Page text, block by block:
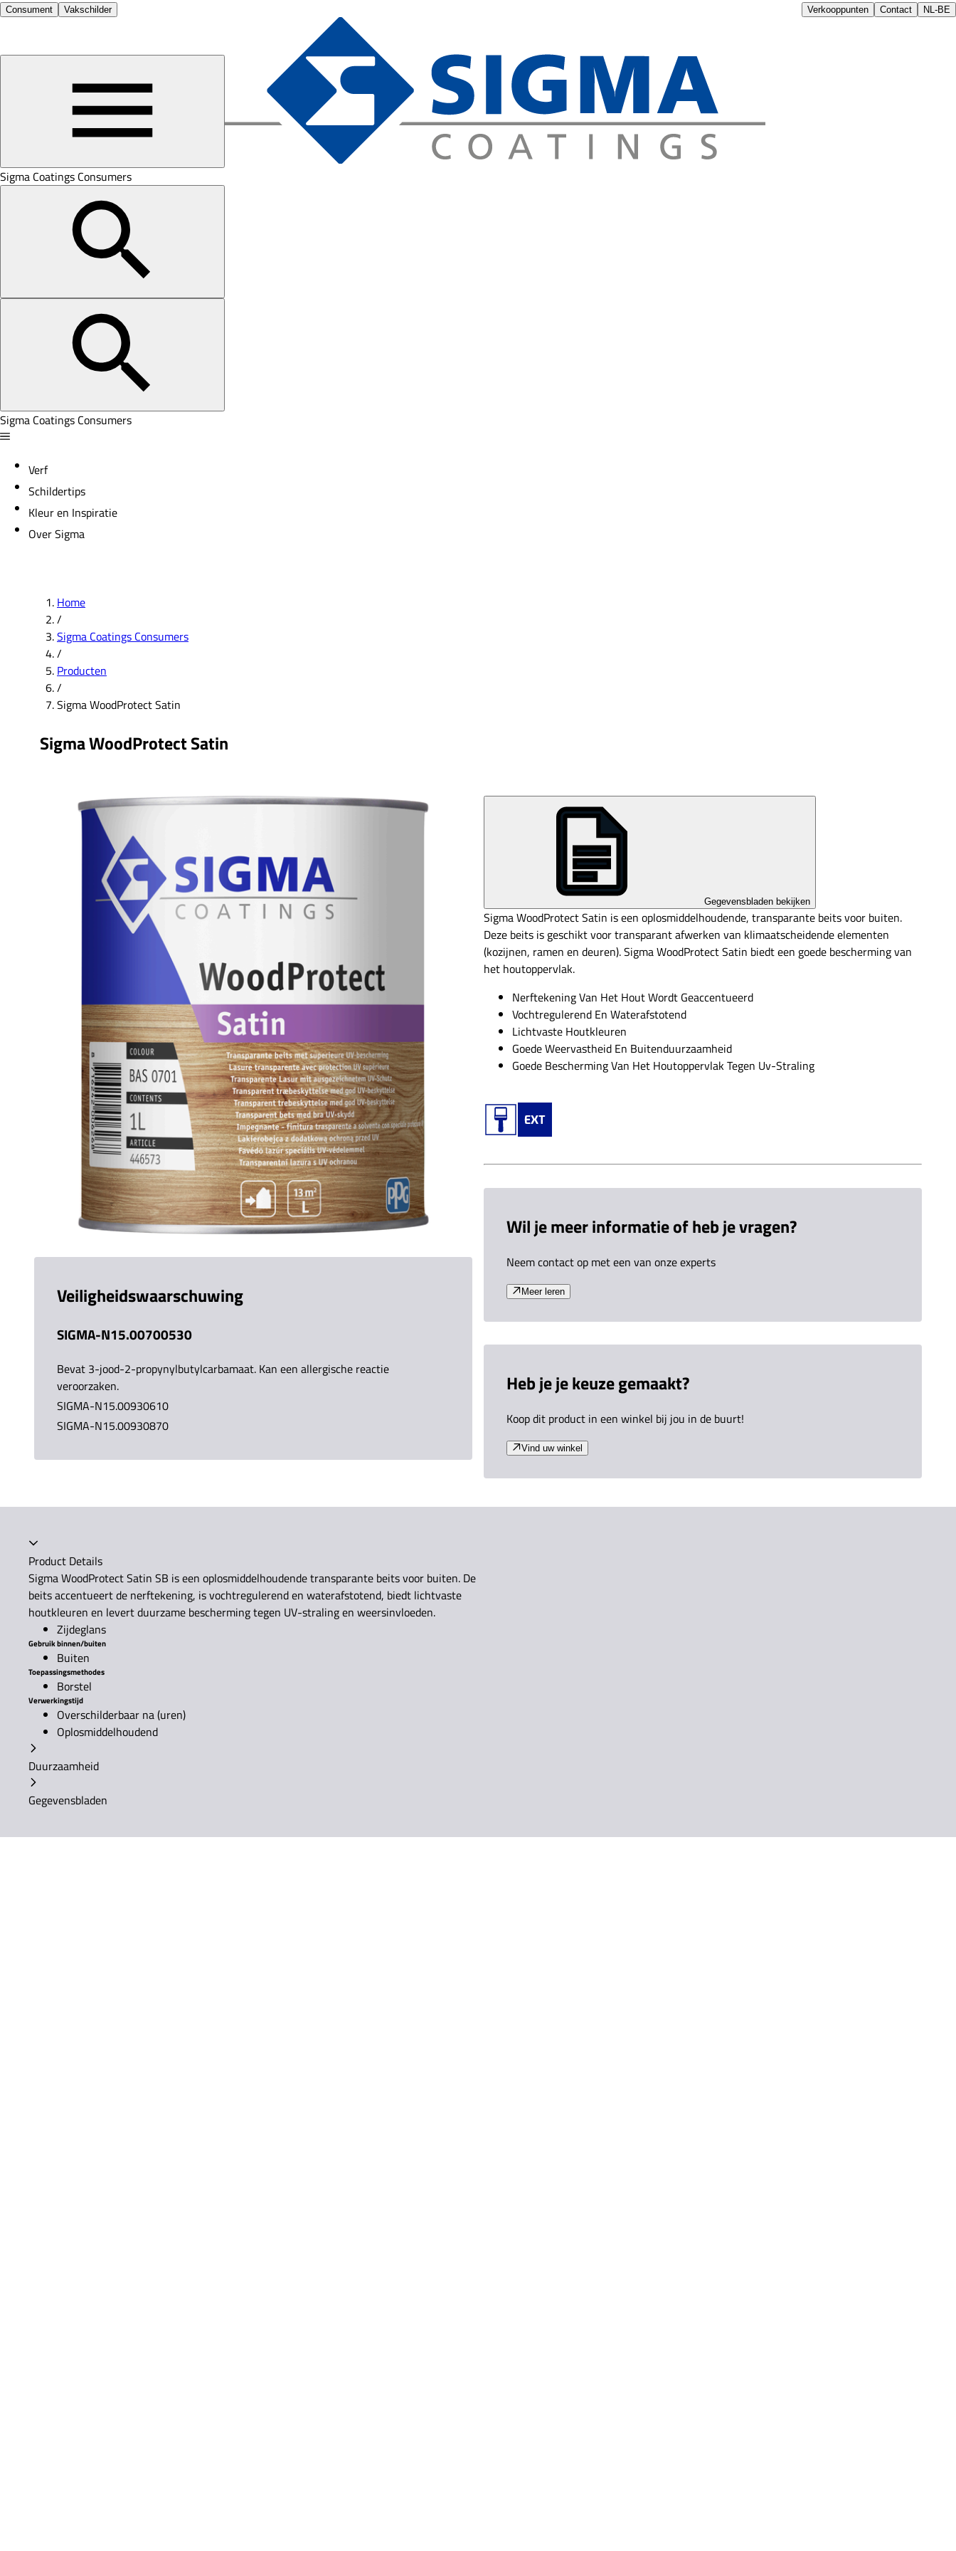
Consument Vakschilder Verkooppunten Contact NL-BE
Sigma Coatings Consumers
Sigma Coatings Consumers
Verf
Schildertips
Kleur en Inspiratie
Over Sigma
Home
/
Sigma Coatings Consumers
/
Producten
/
Sigma WoodProtect Satin
Sigma WoodProtect Satin
Veiligheidswaarschuwing
SIGMA-N15.00700530
Bevat 3-jood-2-propynylbutylcarbamaat. Kan een allergische reactie
veroorzaken.
SIGMA-N15.00930610
SIGMA-N15.00930870
Gegevensbladen bekijken
Sigma WoodProtect Satin is een oplosmiddelhoudende, transparante beits voor buiten.
Deze beits is geschikt voor transparant afwerken van klimaatscheidende elementen
(kozijnen, ramen en deuren). Sigma WoodProtect Satin biedt een goede bescherming van
het houtoppervlak.
Nerftekening Van Het Hout Wordt Geaccentueerd
Vochtregulerend En Waterafstotend
Lichtvaste Houtkleuren
Goede Weervastheid En Buitenduurzaamheid
Goede Bescherming Van Het Houtoppervlak Tegen Uv-Straling
Wil je meer informatie of heb je vragen?
Neem contact op met een van onze experts
Meer leren
Heb je je keuze gemaakt?
Koop dit product in een winkel bij jou in de buurt!
Vind uw winkel
Accordeon ingeklapt
Product Details
Sigma WoodProtect Satin SB is een oplosmiddelhoudende transparante beits voor buiten. De
beits accentueert de nerftekening, is vochtregulerend en waterafstotend, biedt lichtvaste
houtkleuren en levert duurzame bescherming tegen UV-straling en weersinvloeden.
Zijdeglans
Gebruik binnen/buiten
Buiten
Toepassingsmethodes
Borstel
Verwerkingstijd
Overschilderbaar na (uren)
Oplosmiddelhoudend
Duurzaamheid
Gegevensbladen